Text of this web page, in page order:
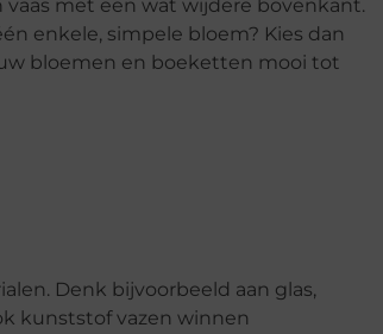
vaas met een wat wijdere bovenkant.
enkele, simpele bloem? Kies dan
bloemen en boeketten mooi tot
Denk bijvoorbeeld aan glas,
kunststof vazen winnen